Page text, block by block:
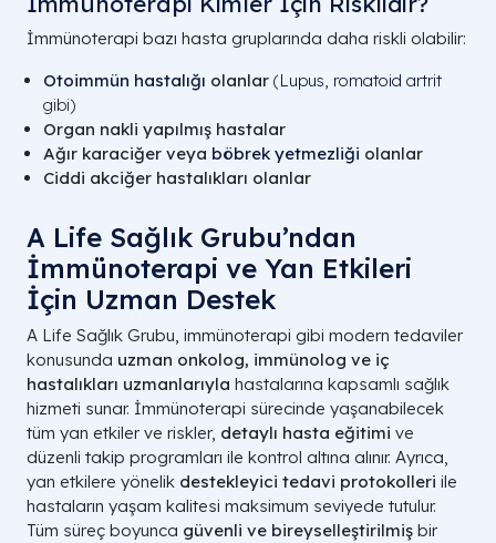
İmmünoterapi bazı hasta gruplarında daha riskli olabilir:
Otoimmün hastalığı olanlar (Lupus, romatoid artrit
gibi)
Organ nakli yapılmış hastalar
Ağır karaciğer veya böbrek yetmezliği olanlar
Ciddi akciğer hastalıkları olanlar
A Life Sağlık Grubu’ndan
İmmünoterapi ve Yan Etkileri
İçin Uzman Destek
A Life Sağlık Grubu, immünoterapi gibi modern tedaviler
konusunda uzman onkolog, immünolog ve iç
hastalıkları uzmanlarıyla hastalarına kapsamlı sağlık
hizmeti sunar. İmmünoterapi sürecinde yaşanabilecek
tüm yan etkiler ve riskler, detaylı hasta eğitimi ve
düzenli takip programları ile kontrol altına alınır. Ayrıca,
yan etkilere yönelik destekleyici tedavi protokolleri ile
hastaların yaşam kalitesi maksimum seviyede tutulur.
Tüm süreç boyunca güvenli ve bireyselleştirilmiş bir